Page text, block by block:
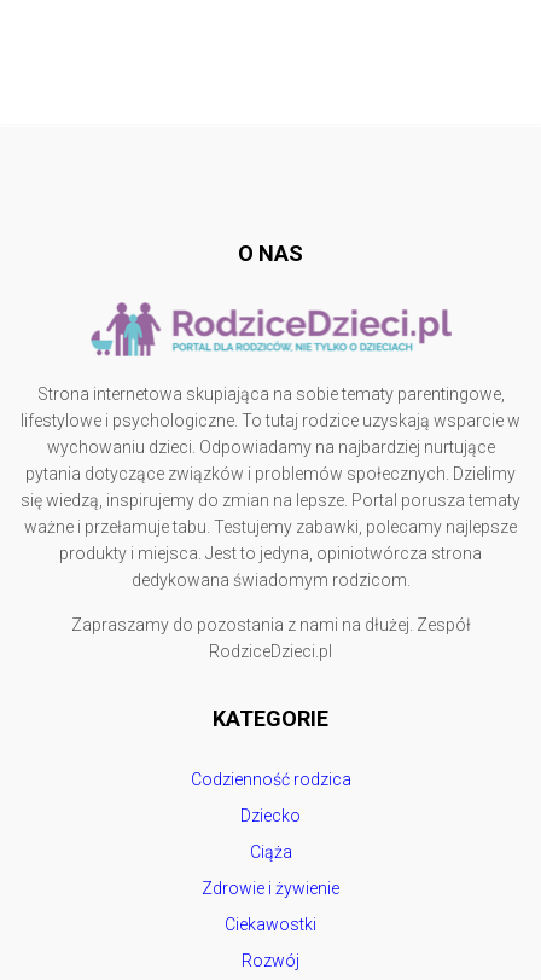
O NAS
Strona internetowa skupiająca na sobie tematy parentingowe,
lifestylowe i psychologiczne. To tutaj rodzice uzyskają wsparcie w
wychowaniu dzieci. Odpowiadamy na najbardziej nurtujące
pytania dotyczące związków i problemów społecznych. Dzielimy
się wiedzą, inspirujemy do zmian na lepsze. Portal porusza tematy
ważne i przełamuje tabu. Testujemy zabawki, polecamy najlepsze
produkty i miejsca. Jest to jedyna, opiniotwórcza strona
dedykowana świadomym rodzicom.
Zapraszamy do pozostania z nami na dłużej. Zespół
RodziceDzieci.pl
KATEGORIE
Codzienność rodzica
Dziecko
Ciąża
Zdrowie i żywienie
Ciekawostki
Rozwój